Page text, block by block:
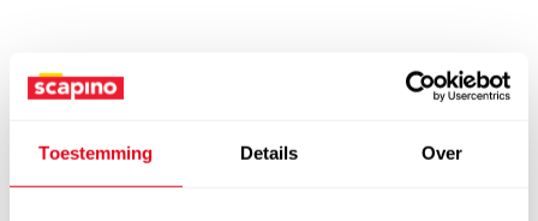
Toestemming Details Over